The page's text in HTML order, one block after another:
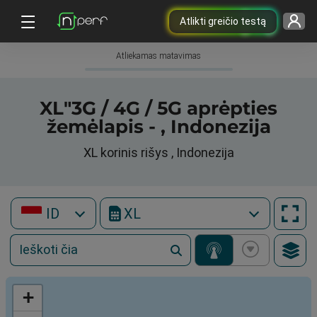
Atlikti greičio testą
Atliekamas matavimas
XL"3G / 4G / 5G aprėpties
žemėlapis - , Indonezija
XL korinis rišys , Indonezija
ID XL
+